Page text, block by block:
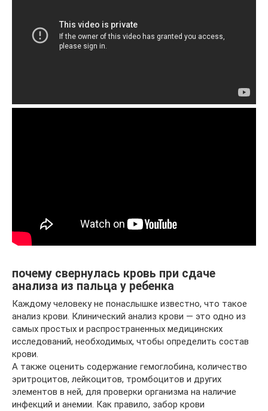
почему свернулась кровь при сдаче
анализа из пальца у ребенка
Каждому человеку не понаслышке известно, что такое
анализ крови. Клинический анализ крови — это одно из
самых простых и распространенных медицинских
исследований, необходимых, чтобы определить состав
крови.
А также оценить содержание гемоглобина, количество
эритроцитов, лейкоцитов, тромбоцитов и других
элементов в ней, для проверки организма на наличие
инфекций и анемии. Как правило, забор крови